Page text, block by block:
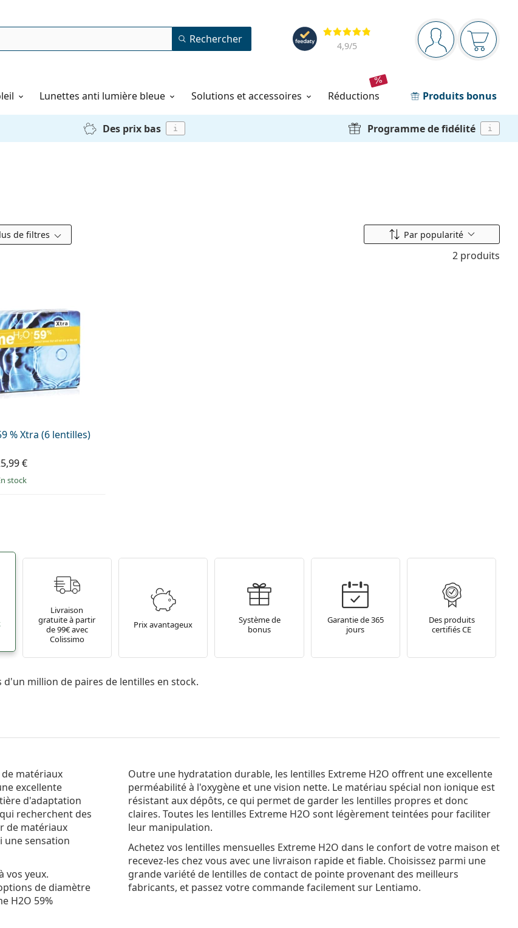
Barre de navigation
Vous êtesVotre
Évaluation
4,9/5
Rechercher
Lunettes anti lumière bleue Solutions et accessoires réductions Produits bonus
Des prix bas i Programme de fidélité i
de filtres Classer par
Par popularité
2 produits
% Xtra (6 lentilles)
€
en stock
Livraison
gratuite à partir
de 99€ avec
Colissimo
Prix avantageux
Système de
bonus
Garantie de 365
jours
Des produits
certifiés CE
d'un million de paires de lentilles en stock.
matériaux
excellente
d'adaptation
recherchent des
de matériaux
une sensation
vos yeux.
de diamètre
H2O 59%
Outre une hydratation durable, les lentilles Extreme H2O offrent une excellente
perméabilité à l'oxygène et une vision nette. Le matériau spécial non ionique est
résistant aux dépôts, ce qui permet de garder les lentilles propres et donc
claires. Toutes les lentilles Extreme H2O sont légèrement teintées pour faciliter
leur manipulation.
Achetez vos lentilles mensuelles Extreme H2O dans le confort de votre maison et
recevez-les chez vous avec une livraison rapide et fiable. Choisissez parmi une
grande variété de lentilles de contact de pointe provenant des meilleurs
fabricants, et passez votre commande facilement sur Lentiamo.